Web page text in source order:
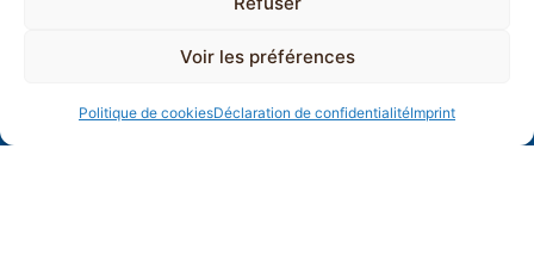
Voir les préférences
Politique de cookiesDéclaration de confidentialitéImprint